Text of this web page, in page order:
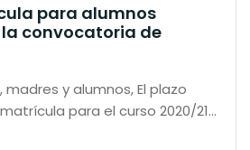
para alumnos
convocatoria de
y alumnos, El plazo
para el curso 2020/21…